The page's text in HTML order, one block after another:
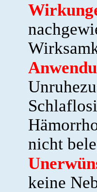
nicht
keine